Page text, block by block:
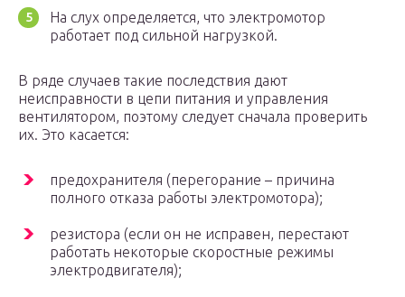
На слух определяется, что электромотор
работает под сильной нагрузкой.
В ряде случаев такие последствия дают
неисправности в цепи питания и управления
вентилятором, поэтому следует сначала проверить
их. Это касается:
предохранителя (перегорание – причина
полного отказа работы электромотора);
резистора (если он не исправен, перестают
работать некоторые скоростные режимы
электродвигателя);